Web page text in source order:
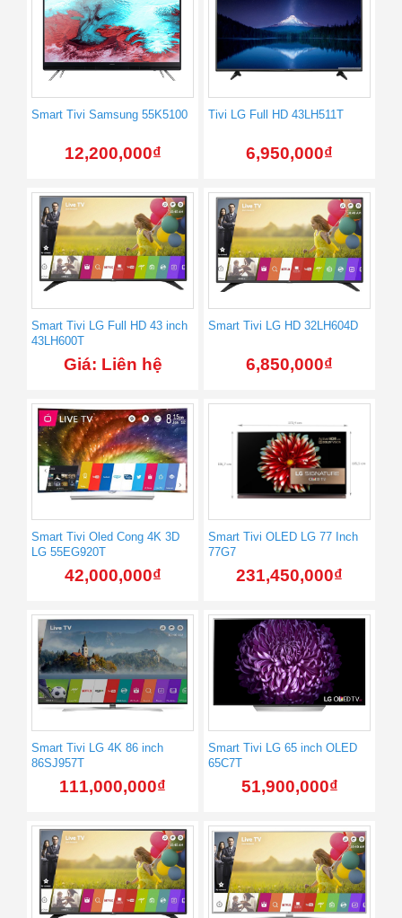
Smart Tivi Samsung 55K5100
12,200,000₫
Tivi LG Full HD 43LH511T
6,950,000₫
Smart Tivi LG Full HD 43 inch
43LH600T
Giá: Liên hệ
Smart Tivi LG HD 32LH604D
6,850,000₫
Smart Tivi Oled Cong 4K 3D
LG 55EG920T
42,000,000₫
Smart Tivi OLED LG 77 Inch
77G7
231,450,000₫
Smart Tivi LG 4K 86 inch
86SJ957T
111,000,000₫
Smart Tivi LG 65 inch OLED
65C7T
51,900,000₫